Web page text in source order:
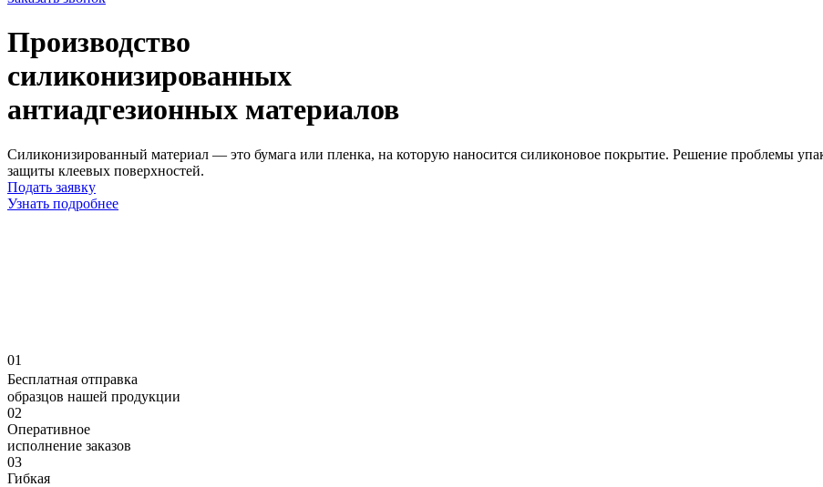
Производство
силиконизированных
антиадгезионных материалов
Силиконизированный материал — это бумага или пленка, на которую наносится силиконовое покрытие. Решение проблемы
защиты клеевых поверхностей.
Подать заявку
Узнать подробнее
01
Бесплатная отправка
образцов нашей продукции
02
Оперативное
исполнение заказов
03
Гибкая